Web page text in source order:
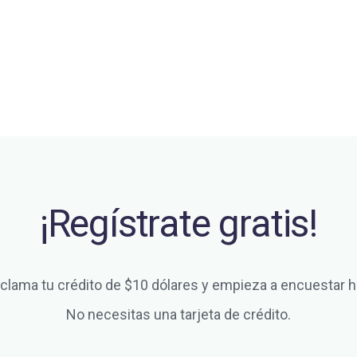
¡Regístrate gratis!
tu crédito de $10 dólares y empieza a encuestar
No necesitas una tarjeta de crédito.